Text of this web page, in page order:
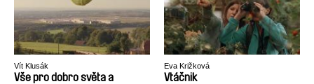
Vít Klusák
Vše pro dobro světa a
Eva Križková
Vtáčnik